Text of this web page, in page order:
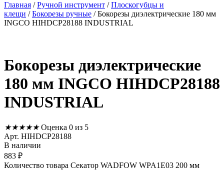
Главная /Ручной инструмент /Плоскогубцы и
клещи /Бокорезы ручные / Бокорезы диэлектрические 180 мм
INGCO HIHDCP28188 INDUSTRIAL
Бокорезы диэлектрические
180 мм INGCO HIHDCP28188
INDUSTRIAL
★★★★★ Оценка 0 из 5
Арт. HIHDCP28188
В наличии
883 ₽
Количество товара Секатор WADFOW WPA1E03 200 мм